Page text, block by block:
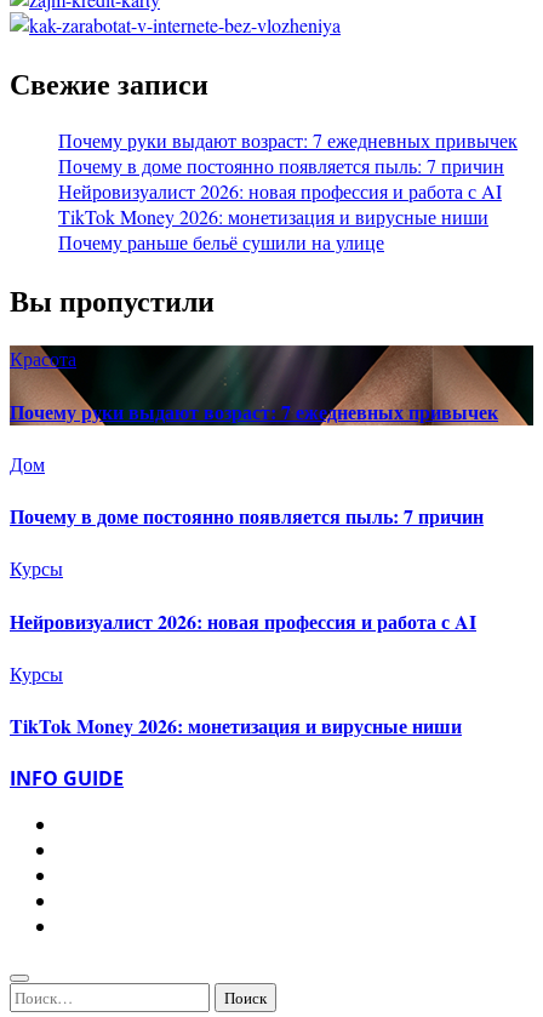
Свежие записи
Почему руки выдают возраст: 7 ежедневных привычек
Почему в доме постоянно появляется пыль: 7 причин
Нейровизуалист 2026: новая профессия и работа с AI
TikTok Money 2026: монетизация и вирусные ниши
Почему раньше бельё сушили на улице
Вы пропустили
Красота
Почему руки выдают возраст: 7 ежедневных привычек
Дом
Почему в доме постоянно появляется пыль: 7 причин
Курсы
Нейровизуалист 2026: новая профессия и работа с AI
Курсы
TikTok Money 2026: монетизация и вирусные ниши
INFO GUIDE
Найти: